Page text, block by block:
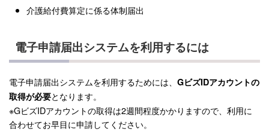
介護給付費算定に係る体制届出
電子申請届出システムを利用するには
電子申請届出システムを利用するためには、 GビズIDアカウントの
取得が必要となります。
※GビズIDアカウントの取得は2週間程度かかりますので、利用に
合わせてお早目に申請してください。